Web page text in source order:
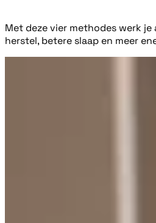
Met deze vier methodes werk je
herstel, betere slaap en meer